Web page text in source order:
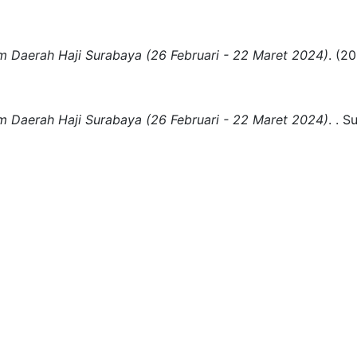
Daerah Haji Surabaya (26 Februari - 22 Maret 2024).
Daerah Haji Surabaya (26 Februari - 22 Maret 2024). .